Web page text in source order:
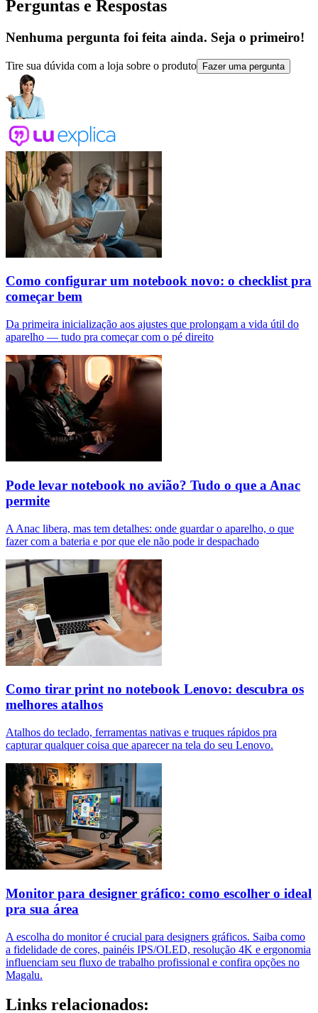
Perguntas e Respostas
Nenhuma pergunta foi feita ainda. Seja o primeiro!
Tire sua dúvida com a loja sobre o produto Fazer uma pergunta
Como configurar um notebook novo: o checklist pra
começar bem
Da primeira inicialização aos ajustes que prolongam a vida útil do
aparelho — tudo pra começar com o pé direito
Pode levar notebook no avião? Tudo o que a Anac
permite
A Anac libera, mas tem detalhes: onde guardar o aparelho, o que
fazer com a bateria e por que ele não pode ir despachado
Como tirar print no notebook Lenovo: descubra os
melhores atalhos
Atalhos do teclado, ferramentas nativas e truques rápidos pra
capturar qualquer coisa que aparecer na tela do seu Lenovo.
Monitor para designer gráfico: como escolher o ideal
pra sua área
A escolha do monitor é crucial para designers gráficos. Saiba como
a fidelidade de cores, painéis IPS/OLED, resolução 4K e ergonomia
influenciam seu fluxo de trabalho profissional e confira opções no
Magalu.
Links relacionados: